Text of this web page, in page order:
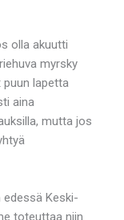
olla akuutti
myrsky
lapetta
aina
mutta jos
Keski-
toteuttaa niin